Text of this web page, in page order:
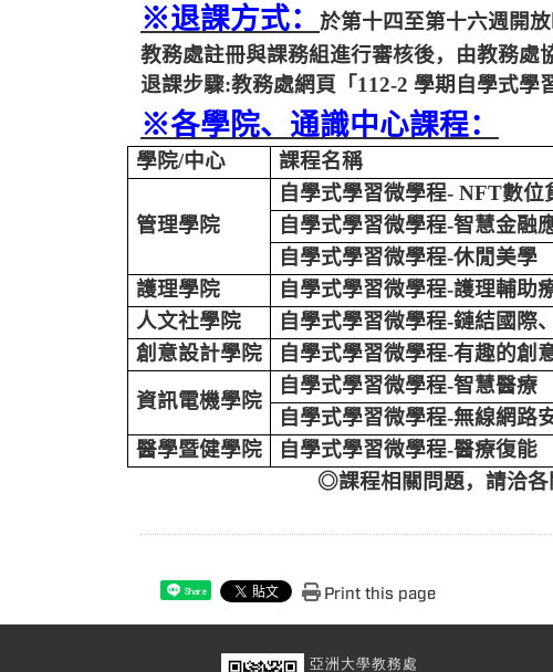
※退課方式： 於第十四至第十六週開
教務處註冊與課務組進行審核後，由教務處
退課步驟:教務處網頁「 112-2 學期自學式學
※各學院、通識中心課程：
學院/中心 課程名稱
管理學院
自學式學習微學程- NFT數位
自學式學習微學程-智慧金融
自學式學習微學程-休閒美學
護理學院
自學式學習微學程-護理輔助
人文社學院
自學式學習微學程-鏈結國際
創意設計學院
自學式學習微學程-有趣的創
資訊電機學院
自學式學習微學程-智慧醫療
自學式學習微學程-無線網路
醫學暨健學院
自學式學習微學程-醫療復能
◎課程相關問題，請洽各開課
Share Print this page
亞洲大學教